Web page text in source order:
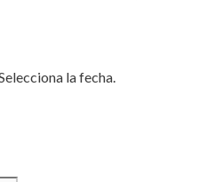
la fecha.